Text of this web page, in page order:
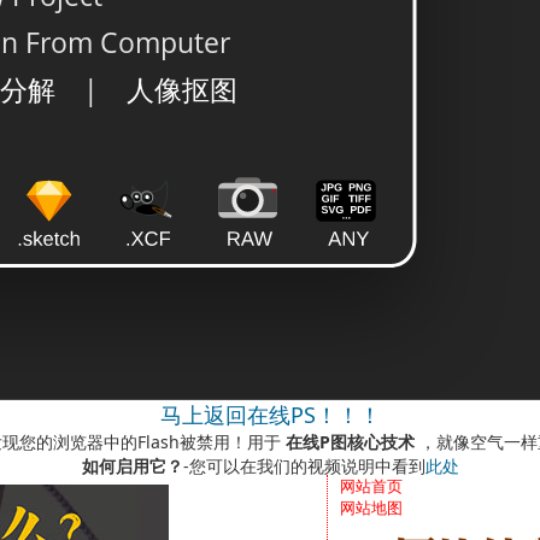
马上返回在线PS！！！
您的浏览器中的Flash被禁用！用于 在线P图核心技术 ，就像空气一
如何启用它？-您可以在我们的视频说明中看到此处
网站首页
网站地图